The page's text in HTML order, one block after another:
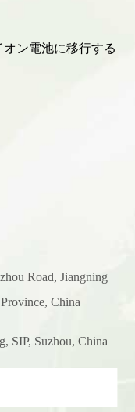
ン電池に移行する
Road, Jiangning
China
SIP, Suzhou, China